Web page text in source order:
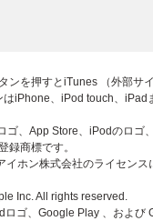
ンを押すとiTunes （外部サ
はiPhone、iPod touch、
ゴ、App Store、iPodのロゴ
録商標です。
イホン株式会社のライセンス
Inc. All rights reserved.
ロゴ、Google Play 、および